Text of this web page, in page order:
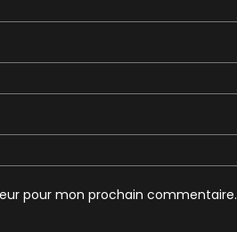
pour mon prochain commentaire.